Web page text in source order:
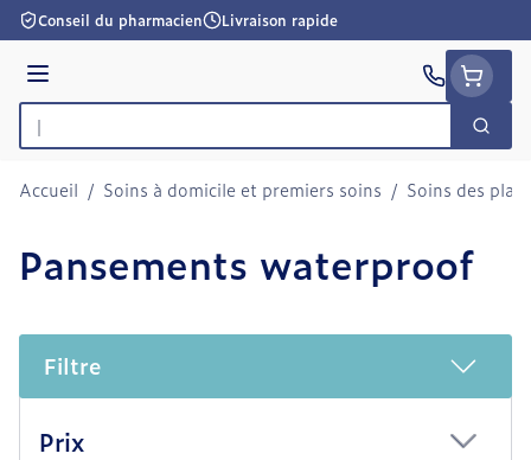
Aller au contenu
Conseil du pharmacien Livraison rapide
Menu
Rechercher
Accueil / Soins à domicile et premiers soins / Soins des
Pansements waterproof
Filtre
Prix